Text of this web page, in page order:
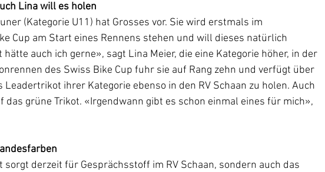
Lina will es holen
(Kategorie U11) hat Grosses vor. Sie wird erstmals im
Cup am Start eines Rennens stehen und will dieses natürlich
auch ich gerne», sagt Lina Meier, die eine Kategorie höher, in der
des Swiss Bike Cup fuhr sie auf Rang zehn und verfügt über
ihrer Kategorie ebenso in den RV Schaan zu holen. Auch
das grüne Trikot. «Irgendwann gibt es schon einmal eines für mich»,
derzeit für Gesprächsstoff im RV Schaan, sondern auch das